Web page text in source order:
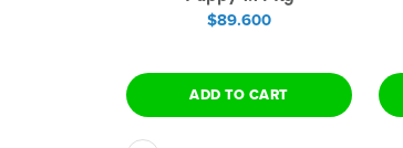
$89.600
ADD TO CART